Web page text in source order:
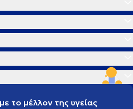
το μέλλον της υγείας